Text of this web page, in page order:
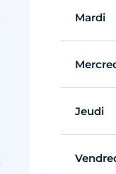
Mardi
Jeudi